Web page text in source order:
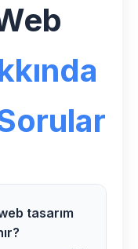
tasarım